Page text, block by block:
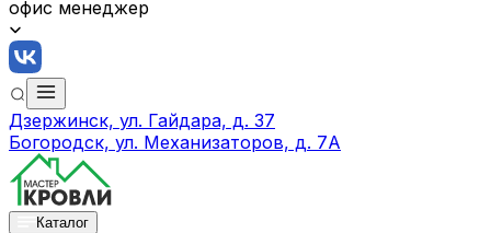
офис менеджер
Дзержинск, ул. Гайдара, д. 37
Богородск, ул. Механизаторов, д. 7А
Каталог